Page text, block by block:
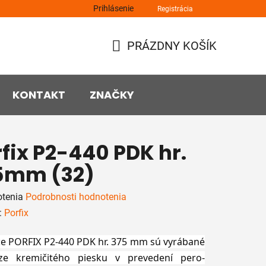
Prihlásenie Registrácia
KOŠÍK
PRÁZDNY KOŠÍK
KONTAKT ZNAČKY
P2-440 PDK hr.
(32)
Podrobnosti hodnotenia
Porfix
PORFIX P2-440 PDK hr. 375 mm sú vyrábané
kremičitého piesku v prevedení pero-